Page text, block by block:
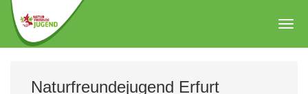
Zum
Hauptinhalt
springen
Naturfreundejugend Erfurt